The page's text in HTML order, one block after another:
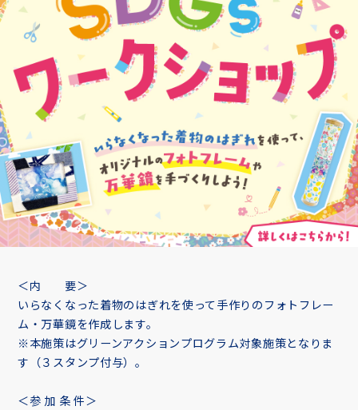
＜内 要＞
いらなくなった着物のはぎれを使って手作りのフォトフレー
ム・万華鏡を作成します。
※本施策はグリーンアクションプログラム対象施策となりま
す（３スタンプ付与）。
＜参 加 条 件＞